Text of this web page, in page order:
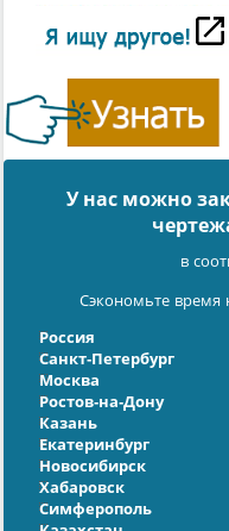
У нас можно
в
Сэкономьте время
Россия
Санкт-Петербург
Москва
Ростов-на-Дону
Казань
Екатеринбург
Новосибирск
Хабаровск
Симферополь